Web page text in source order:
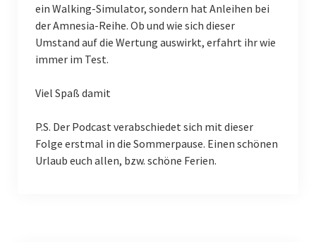
ein Walking-Simulator, sondern hat Anleihen bei
der Amnesia-Reihe. Ob und wie sich dieser
Umstand auf die Wertung auswirkt, erfahrt ihr wie
immer im Test.
Viel Spaß damit
P.S. Der Podcast verabschiedet sich mit dieser
Folge erstmal in die Sommerpause. Einen schönen
Urlaub euch allen, bzw. schöne Ferien.